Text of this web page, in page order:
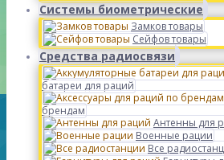
Системы биометрические
Замков товары
Сейфов товары
Средства радиосвязи
батареи для раций
брендам
Антенны для
Военные рации
Все